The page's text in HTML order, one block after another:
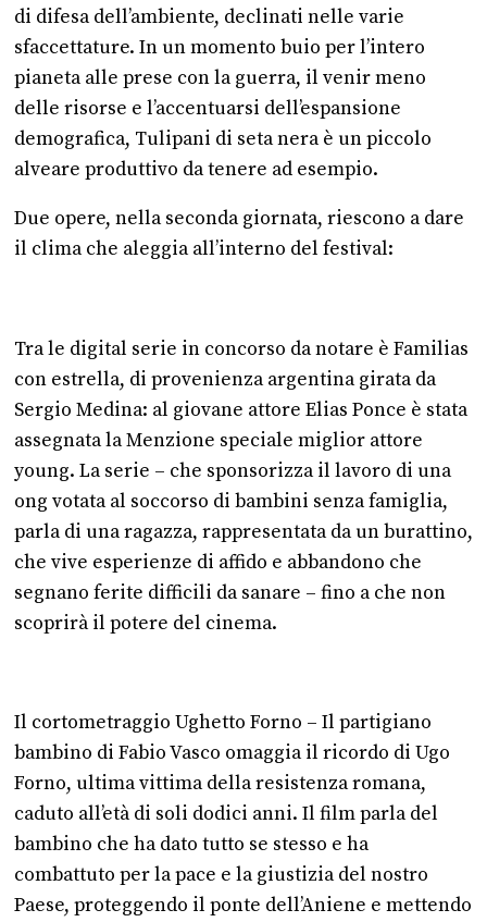
di difesa dell’ambiente, declinati nelle varie
sfaccettature. In un momento buio per l’intero
pianeta alle prese con la guerra, il venir meno
delle risorse e l’accentuarsi dell’espansione
demografica, Tulipani di seta nera è un piccolo
alveare produttivo da tenere ad esempio.
Due opere, nella seconda giornata, riescono a dare
il clima che aleggia all’interno del festival:
Tra le digital serie in concorso da notare è Familias
con estrella, di provenienza argentina girata da
Sergio Medina: al giovane attore Elias Ponce è stata
assegnata la Menzione speciale miglior attore
young. La serie – che sponsorizza il lavoro di una
ong votata al soccorso di bambini senza famiglia,
parla di una ragazza, rappresentata da un burattino,
che vive esperienze di affido e abbandono che
segnano ferite difficili da sanare – fino a che non
scoprirà il potere del cinema.
Il cortometraggio Ughetto Forno – Il partigiano
bambino di Fabio Vasco omaggia il ricordo di Ugo
Forno, ultima vittima della resistenza romana,
caduto all’età di soli dodici anni. Il film parla del
bambino che ha dato tutto se stesso e ha
combattuto per la pace e la giustizia del nostro
Paese, proteggendo il ponte dell’Aniene e mettendo